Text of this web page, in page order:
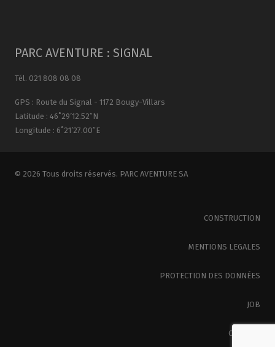
PARC AVENTURE : SIGNAL
Tél. 021 808 08 08
GPS : Route du Signal - 1172 Bougy-Villars
Latitude : 46˚29’12.52″N
Longitude : 6˚21’27.00″E
© 2026 Tous droits réservés. PARC AVENTURE SA
CONSTRUCTION
MENTIONS LEGALES
PROTECTION DES DONNÉES
JOB
CONTACT